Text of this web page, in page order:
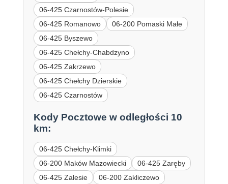
06-425 Czarnostów-Polesie
06-425 Romanowo
06-200 Pomaski Małe
06-425 Byszewo
06-425 Chełchy-Chabdzyno
06-425 Zakrzewo
06-425 Chełchy Dzierskie
06-425 Czarnostów
Kody Pocztowe w odległości 10
km:
06-425 Chełchy-Klimki
06-200 Maków Mazowiecki
06-425 Zaręby
06-425 Zalesie
06-200 Zakliczewo